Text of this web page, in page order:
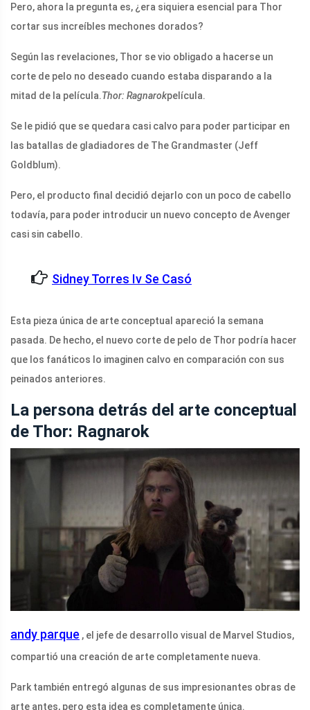
Pero, ahora la pregunta es, ¿era siquiera esencial para Thor
cortar sus increíbles mechones dorados?
Según las revelaciones, Thor se vio obligado a hacerse un
corte de pelo no deseado cuando estaba disparando a la
mitad de la película.Thor: Ragnarokpelícula.
Se le pidió que se quedara casi calvo para poder participar en
las batallas de gladiadores de The Grandmaster (Jeff
Goldblum).
Pero, el producto final decidió dejarlo con un poco de cabello
todavía, para poder introducir un nuevo concepto de Avenger
casi sin cabello.
Sidney Torres Iv Se Casó
Esta pieza única de arte conceptual apareció la semana
pasada. De hecho, el nuevo corte de pelo de Thor podría hacer
que los fanáticos lo imaginen calvo en comparación con sus
peinados anteriores.
La persona detrás del arte conceptual
de Thor: Ragnarok
andy parque , el jefe de desarrollo visual de Marvel Studios,
compartió una creación de arte completamente nueva.
Park también entregó algunas de sus impresionantes obras de
arte antes, pero esta idea es completamente única.